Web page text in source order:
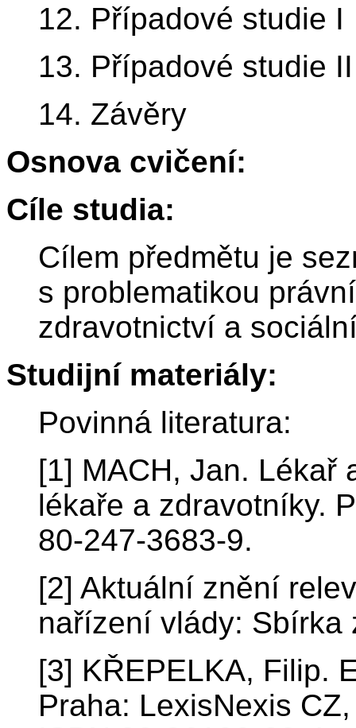
12. Případové studie I
13. Případové studie II
14. Závěry
Osnova cvičení:
Cíle studia:
Cílem předmětu je
s problematikou
zdravotnictví a
Studijní materiály:
Povinná literatura:
[1] MACH, Jan. Lékař
lékaře a zdravotníky.
80-247-3683-9.
[2] Aktuální znění
nařízení vlády: Sbírka
[3] KŘEPELKA, Filip.
Praha: LexisNexis